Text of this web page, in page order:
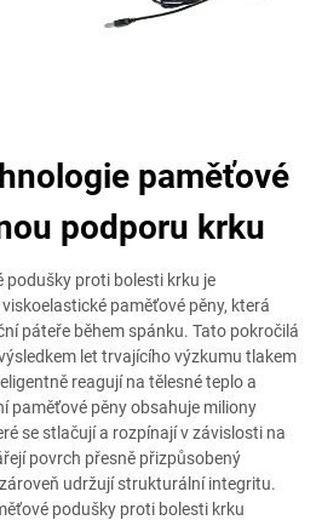
paměťové
podporu krku
podušky proti bolesti krku je
paměťové pěny, která
páteře během spánku. Tato pokročilá
let trvajícího výzkumu tlakem
reagují na tělesné teplo a
paměťové pěny obsahuje miliony
se stlačují a rozpínají v závislosti na
povrch přesně přizpůsobený
udržují strukturální integritu.
podušky proti bolesti krku